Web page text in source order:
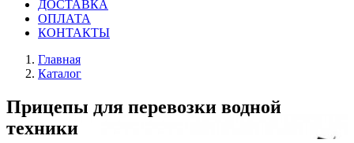
ДОСТАВКА
ОПЛАТА
КОНТАКТЫ
Главная
Каталог
Прицепы для перевозки водной
техники